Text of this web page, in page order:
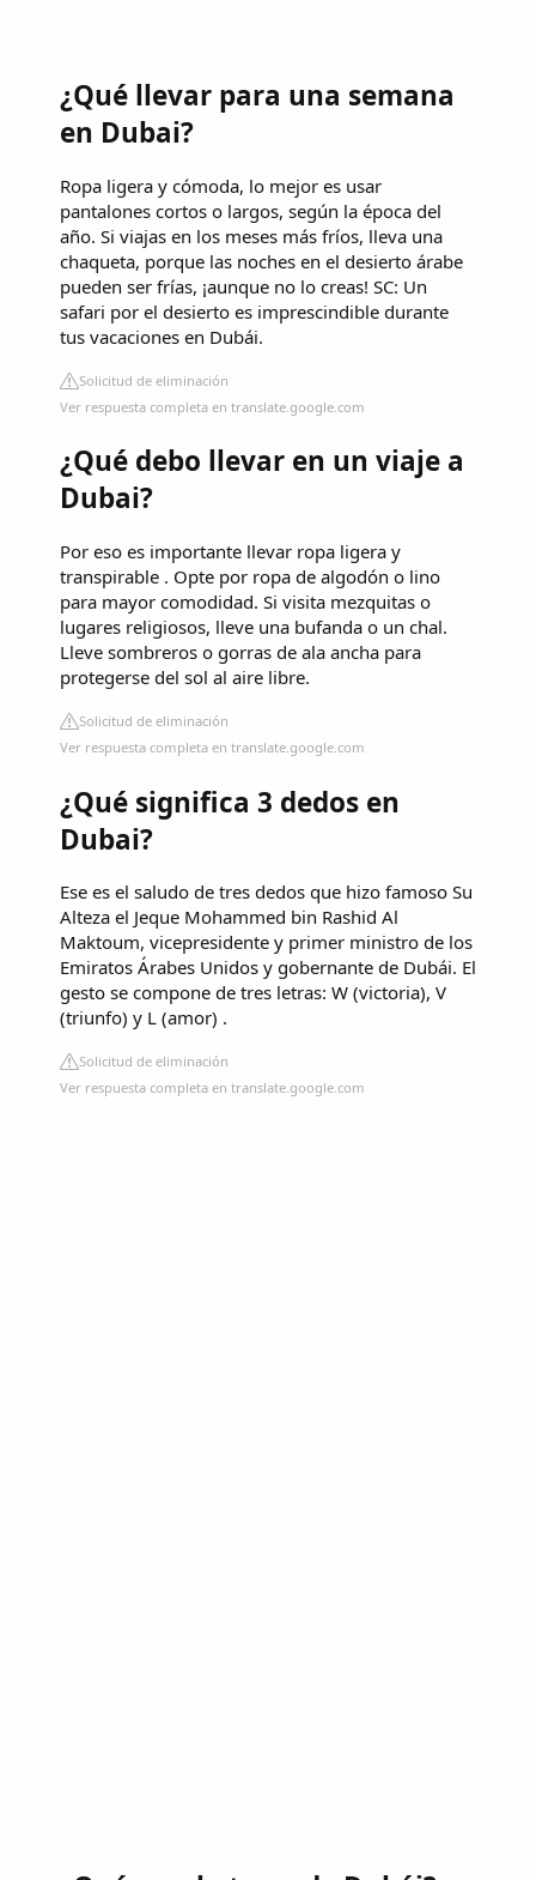
¿Qué llevar para una semana
en Dubai?
Ropa ligera y cómoda, lo mejor es usar
pantalones cortos o largos, según la época del
año. Si viajas en los meses más fríos, lleva una
chaqueta, porque las noches en el desierto árabe
pueden ser frías, ¡aunque no lo creas! SC: Un
safari por el desierto es imprescindible durante
tus vacaciones en Dubái.
Solicitud de eliminación
Ver respuesta completa en translate.google.com
¿Qué debo llevar en un viaje a
Dubai?
Por eso es importante llevar ropa ligera y
transpirable . Opte por ropa de algodón o lino
para mayor comodidad. Si visita mezquitas o
lugares religiosos, lleve una bufanda o un chal.
Lleve sombreros o gorras de ala ancha para
protegerse del sol al aire libre.
Solicitud de eliminación
Ver respuesta completa en translate.google.com
¿Qué significa 3 dedos en
Dubai?
Ese es el saludo de tres dedos que hizo famoso Su
Alteza el Jeque Mohammed bin Rashid Al
Maktoum, vicepresidente y primer ministro de los
Emiratos Árabes Unidos y gobernante de Dubái. El
gesto se compone de tres letras: W (victoria), V
(triunfo) y L (amor) .
Solicitud de eliminación
Ver respuesta completa en translate.google.com